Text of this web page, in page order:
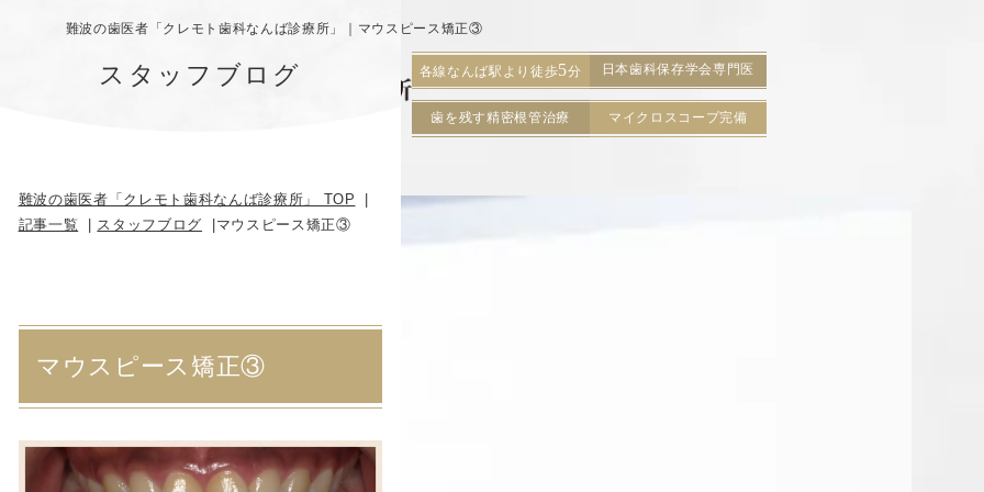
難波の歯医者「クレモト歯科なんば診療所」｜マウスピース矯正③
各線なんば駅より徒歩5分 日本歯科保存学会専門医
歯を残す精密根管治療 マイクロスコープ完備
スタッフブログ
難波の歯医者「クレモト歯科なんば診療所」 TOP
記事一覧
スタッフブログ マウスピース矯正③
マウスピース矯正③